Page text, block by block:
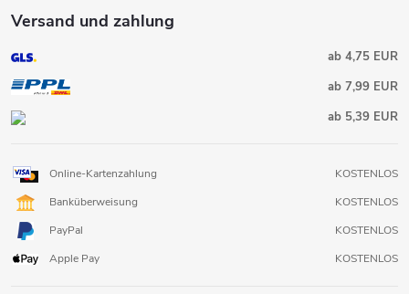
Versand und zahlung
ab 4,75 EUR
ab 7,99 EUR
ab 5,39 EUR
Online-Kartenzahlung
KOSTENLOS
Banküberweisung
KOSTENLOS
PayPal
KOSTENLOS
Apple Pay
KOSTENLOS